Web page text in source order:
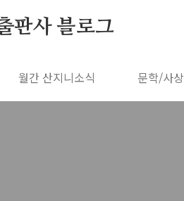
판사 블로그
월간 산지니소식 문학/사상